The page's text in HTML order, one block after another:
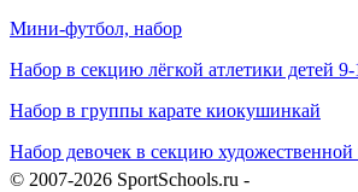
Мини-футбол, набор
Набор в секцию лёгкой атлетики детей 9-
Набор в группы карате киокушинкай
Набор девочек в секцию
© 2007-2026 SportSchools.ru -